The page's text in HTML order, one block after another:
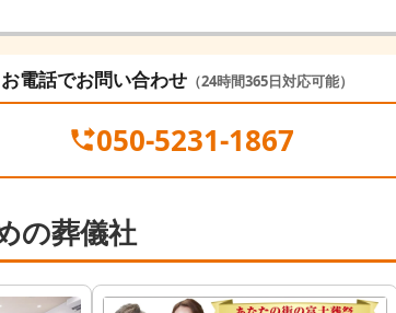
お電話でお問い合わせ （24時間365日対応可能）
050-5231-1867
の葬儀社